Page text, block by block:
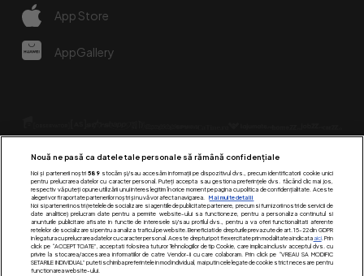
App Store
AppGallery
Urmărește-ne pe:
Nouă ne pasă ca datele tale personale să rămână confidențiale
Noi și partenerii noștri 589stocăm și/sau accesăm informații pe dispozitivul dvs., precum identificatorii cookie unici
pentru prelucrarea datelor cu caracter personal. Puteți accepta sau gestiona preferințele dvs. făcând clic mai jos,
respectiv vă puteți opune utilizării unui interes legitim în orice moment pe pagina cu politica de confidențialitate. Aceste
alegeri vor fi raportate partenerilor noștri și nu vă vor afecta navigarea.
Mai multe detalii
Noi si partenerii nostri (retelele de socializare si agentiile de publicitate partenere, precum si furnizorii nostri de servicii de
date analitice) prelucram date pentru a permite website-ului sa functioneze, pentru a personaliza continutul si
anunturile publicitare afisate in functie de interesele si/sau profilul dvs., pentru a va oferi functionalitati aferente
retelelor de socializare si pentru a analiza traficul pe website. Beneficiati de drepturile prevazute de art. 15-22 din GDPR
in legatura cu prelucrarea datelor cu caracter personal. Aceste drepturi pot fi exercitate prin modalitatea indicataaici. Prin
click pe “ACCEPT TOATE”, acceptati folosirea tuturor Tehnologiilor de tip Cookie, care implica inclusiv acceptul dvs. cu
privire la stocarea/accesarea informatiilor de catre Vendor-ii cu care colaboram. Prin click pe “VREAU SA MODIFIC
SETARILE INDIVIDUAL” puteti schimba preferintele in mod individual, mai putin cele legate de cookie strict necesare pentru
functionarea website-ului.